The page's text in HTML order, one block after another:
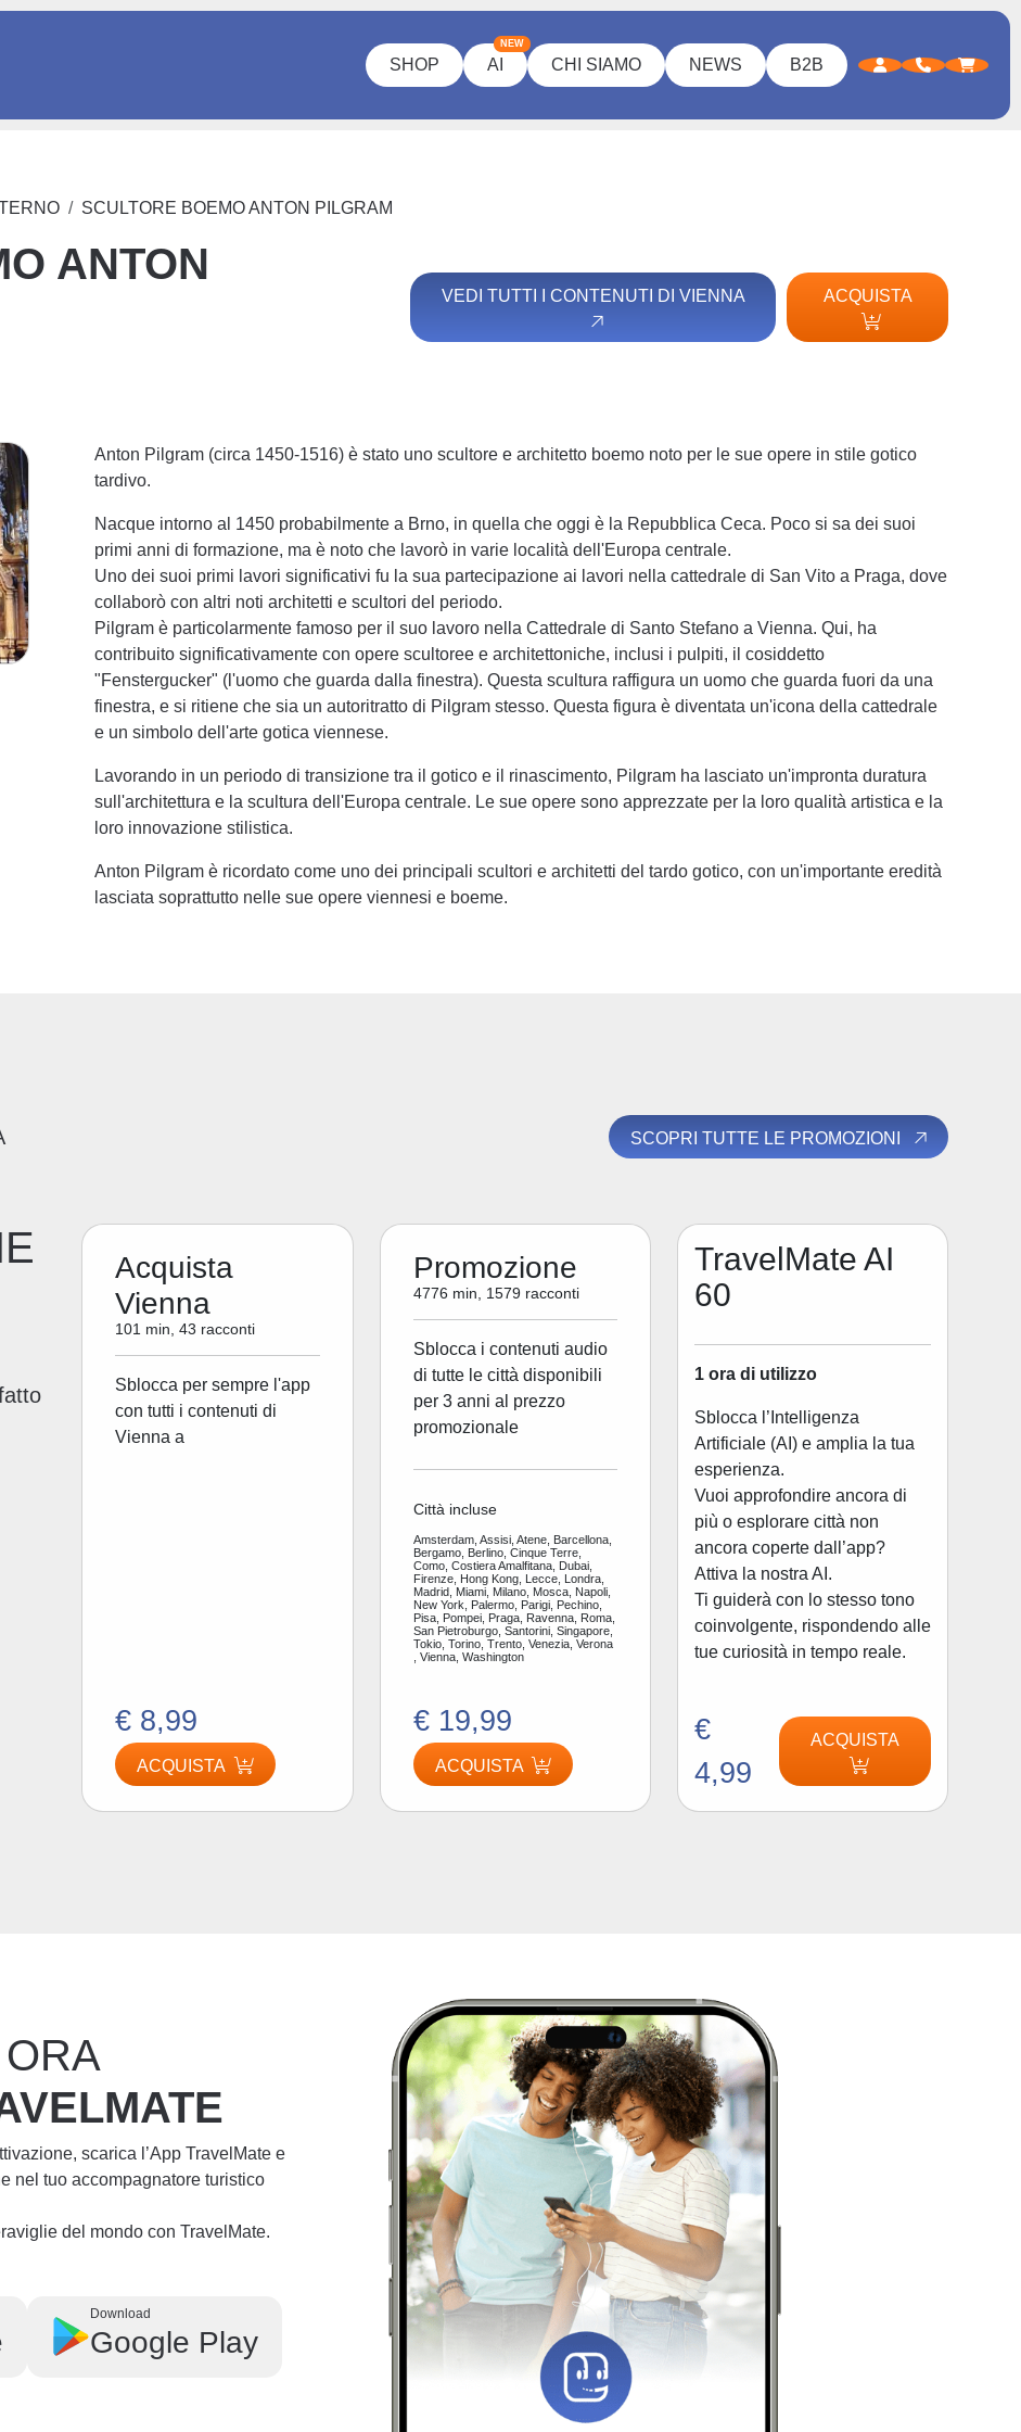
SHOP AI
NEW
CHI SIAMO NEWS B2B
SCULTORE BOEMO ANTON PILGRAM
ANTON
VEDI TUTTI I CONTENUTI DI VIENNA ACQUISTA
Anton Pilgram (circa 1450-1516) è stato uno scultore e architetto boemo noto per le sue opere in stile gotico
tardivo.
Nacque intorno al 1450 probabilmente a Brno, in quella che oggi è la Repubblica Ceca. Poco si sa dei suoi
primi anni di formazione, ma è noto che lavorò in varie località dell'Europa centrale.
Uno dei suoi primi lavori significativi fu la sua partecipazione ai lavori nella cattedrale di San Vito a Praga, dove
collaborò con altri noti architetti e scultori del periodo.
Pilgram è particolarmente famoso per il suo lavoro nella Cattedrale di Santo Stefano a Vienna. Qui, ha
contribuito significativamente con opere scultoree e architettoniche, inclusi i pulpiti, il cosiddetto
"Fenstergucker" (l'uomo che guarda dalla finestra). Questa scultura raffigura un uomo che guarda fuori da una
finestra, e si ritiene che sia un autoritratto di Pilgram stesso. Questa figura è diventata un'icona della cattedrale
e un simbolo dell'arte gotica viennese.
Lavorando in un periodo di transizione tra il gotico e il rinascimento, Pilgram ha lasciato un'impronta duratura
sull'architettura e la scultura dell'Europa centrale. Le sue opere sono apprezzate per la loro qualità artistica e la
loro innovazione stilistica.
Anton Pilgram è ricordato come uno dei principali scultori e architetti del tardo gotico, con un'importante eredità
lasciata soprattutto nelle sue opere viennesi e boeme.
SCOPRI TUTTE LE PROMOZIONI
Acquista
Vienna
101 min, 43 racconti
Sblocca per sempre l'app
con tutti i contenuti di
Vienna a
€ 8,99
ACQUISTA
Promozione
4776 min, 1579 racconti
Sblocca i contenuti audio
di tutte le città disponibili
per 3 anni al prezzo
promozionale
Città incluse
Amsterdam, Assisi, Atene, Barcellona,
Bergamo, Berlino, Cinque Terre,
Como, Costiera Amalfitana, Dubai,
Firenze, Hong Kong, Lecce, Londra,
Madrid, Miami, Milano, Mosca, Napoli,
New York, Palermo, Parigi, Pechino,
Pisa, Pompei, Praga, Ravenna, Roma,
San Pietroburgo, Santorini, Singapore,
Tokio, Torino, Trento, Venezia, Verona
, Vienna, Washington
€ 19,99
ACQUISTA
TravelMate AI
60
1 ora di utilizzo
Sblocca l’Intelligenza
Artificiale (AI) e amplia la tua
esperienza.
Vuoi approfondire ancora di
più o esplorare città non
ancora coperte dall’app?
Attiva la nostra AI.
Ti guiderà con lo stesso tono
coinvolgente, rispondendo alle
tue curiosità in tempo reale.
€
4,99
ACQUISTA
scarica l’App TravelMate e
nel tuo accompagnatore turistico
del mondo con TravelMate.
Download
Google Play